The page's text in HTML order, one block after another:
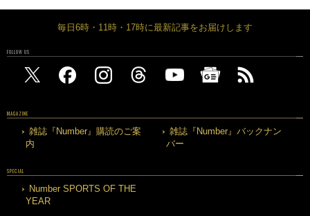
毎日6時・11時・17時に最新記事をお届けします
FOLLOW US
MAGAZINE
雑誌『Number』購読のご案
内
雑誌『Number』バックナン
バー
SPECIAL
Number SPORTS OF THE
YEAR